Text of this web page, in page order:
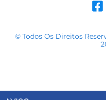
© Todos Os Direitos